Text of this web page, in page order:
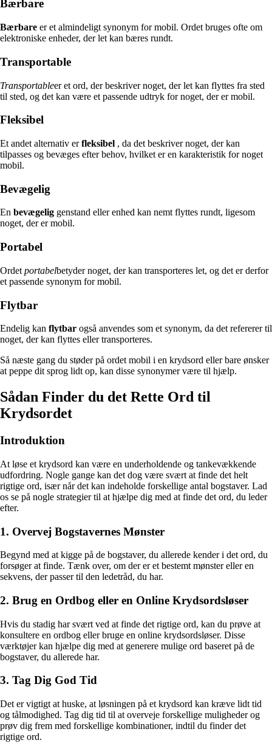
Bærbare
Bærbare er et almindeligt synonym for mobil. Ordet bruges ofte om
elektroniske enheder, der let kan bæres rundt.
Transportable
Transportableer et ord, der beskriver noget, der let kan flyttes fra sted
til sted, og det kan være et passende udtryk for noget, der er mobil.
Fleksibel
Et andet alternativ erfleksibel , da det beskriver noget, der kan
tilpasses og bevæges efter behov, hvilket er en karakteristik for noget
mobil.
Bevægelig
En bevægelig genstand eller enhed kan nemt flyttes rundt, ligesom
noget, der er mobil.
Portabel
Ordet portabelbetyder noget, der kan transporteres let, og det er derfor
et passende synonym for mobil.
Flytbar
Endelig kan flytbar også anvendes som et synonym, da det refererer til
noget, der kan flyttes eller transporteres.
Så næste gang du støder på ordet mobil i en krydsord eller bare ønsker
at peppe dit sprog lidt op, kan disse synonymer være til hjælp.
Sådan Finder du det Rette Ord til
Krydsordet
Introduktion
At løse et krydsord kan være en underholdende og tankevækkende
udfordring. Nogle gange kan det dog være svært at finde det helt
rigtige ord, især når det kan indeholde forskellige antal bogstaver. Lad
os se på nogle strategier til at hjælpe dig med at finde det ord, du leder
efter.
1. Overvej Bogstavernes Mønster
Begynd med at kigge på de bogstaver, du allerede kender i det ord, du
forsøger at finde. Tænk over, om der er et bestemt mønster eller en
sekvens, der passer til den ledetråd, du har.
2. Brug en Ordbog eller en Online Krydsordsløser
Hvis du stadig har svært ved at finde det rigtige ord, kan du prøve at
konsultere en ordbog eller bruge en online krydsordsløser. Disse
værktøjer kan hjælpe dig med at generere mulige ord baseret på de
bogstaver, du allerede har.
3. Tag Dig God Tid
Det er vigtigt at huske, at løsningen på et krydsord kan kræve lidt tid
og tålmodighed. Tag dig tid til at overveje forskellige muligheder og
prøv dig frem med forskellige kombinationer, indtil du finder det
rigtige ord.